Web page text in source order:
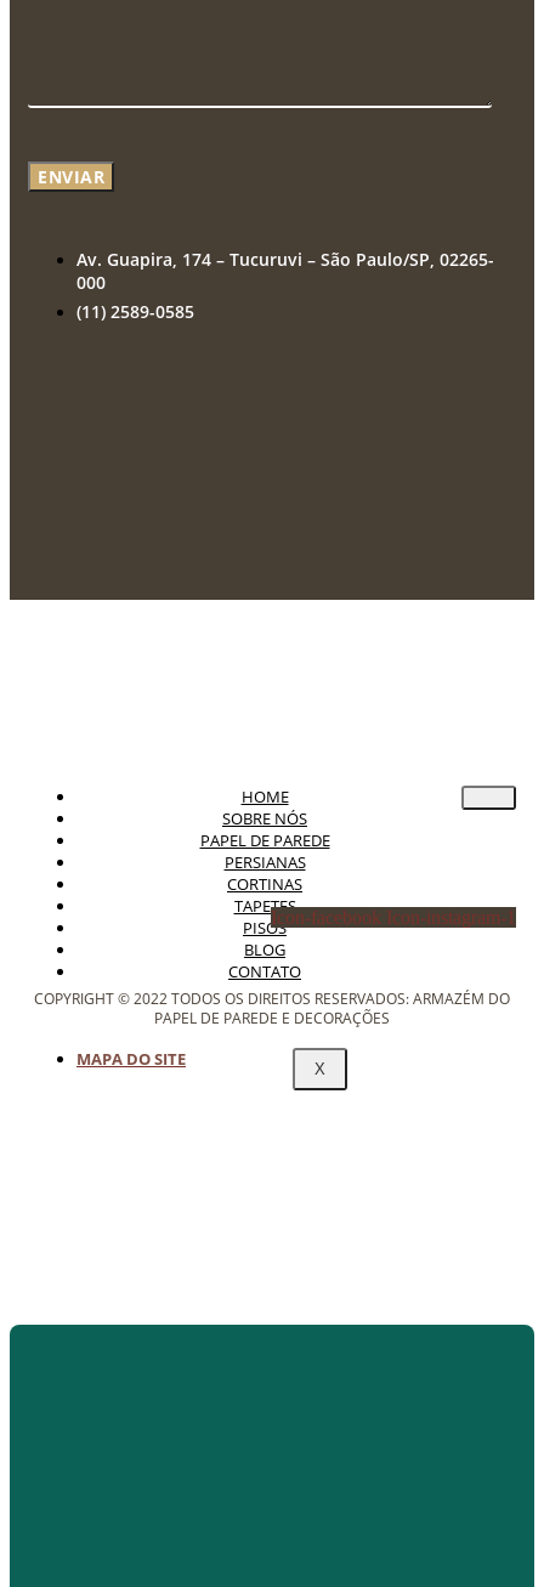
ENVIAR
Av. Guapira, 174 – Tucuruvi – São Paulo/SP, 02265-
000
(11) 2589-0585
HOME
SOBRE NÓS
PAPEL DE PAREDE
PERSIANAS
CORTINAS
TAPETES
PISOS
BLOG
CONTATO
X
Icon-facebook Icon-instagram-1
COPYRIGHT © 2022 TODOS OS DIREITOS RESERVADOS: ARMAZÉM DO
PAPEL DE PAREDE E DECORAÇÕES
MAPA DO SITE